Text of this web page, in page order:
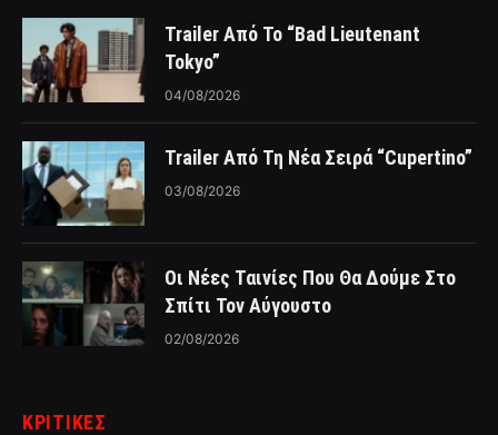
Trailer Από Το “Bad Lieutenant
Tokyo”
04/08/2026
Trailer Από Τη Νέα Σειρά “Cupertino”
03/08/2026
Οι Νέες Ταινίες Που Θα Δούμε Στο
Σπίτι Τον Αύγουστο
02/08/2026
ΚΡΙΤΙΚΈΣ